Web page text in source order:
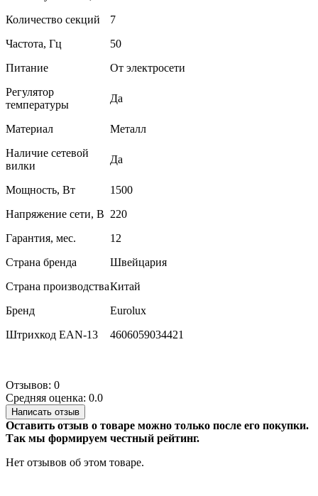
Количество секций
7
Частота, Гц
50
Питание
От электросети
Регулятор
температуры
Да
Материал
Металл
Наличие сетевой
вилки
Да
Мощность, Вт
1500
Напряжение сети, В 220
Гарантия, мес.
12
Страна бренда
Швейцария
Страна производстваКитай
Бренд
Eurolux
Штрихкод EAN-13
4606059034421
Отзывов: 0
Средняя оценка: 0.0
Написать отзыв
Оставить отзыв о товаре можно только после его покупки.
Так мы формируем честный рейтинг.
Нет отзывов об этом товаре.